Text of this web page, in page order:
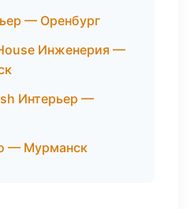
— Оренбург
Инженерия —
Интерьер —
— Мурманск